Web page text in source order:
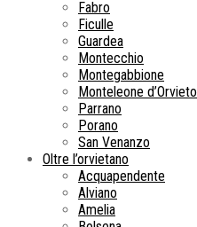
Fabro
Ficulle
Guardea
Montecchio
Montegabbione
Monteleone d’Orvieto
Parrano
Porano
San Venanzo
Oltre l’orvietano
Acquapendente
Alviano
Amelia